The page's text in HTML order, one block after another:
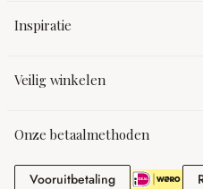
Inspiratie
Veilig winkelen
Onze betaalmethoden
VooruitbetalingVooruitbetaling